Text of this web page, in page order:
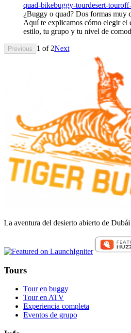
quad-bikebuggy-tourdesert-tour
¿Buggy o quad? Dos formas muy
Aquí te explicamos cómo elegir el
estilo, tu grupo y tu nivel de
Previous 1 of 2Next
La aventura del desierto abierto de Dubái
Tours
Tour en buggy
Tour en ATV
Experiencia completa
Eventos de grupo